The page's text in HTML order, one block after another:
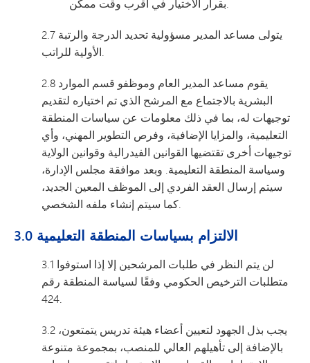
2.7 يتولى مساعد المدير مسؤولية تحديد الدرجة والرتبة
الأولية للراتب.
2.8 يقوم مساعد المدير العام وموظفو قسم الموارد
البشرية بالاجتماع مع المرشح الذي تم اختياره لتقديم
توجيهات له، بما في ذلك معلومات عن سياسات المنطقة
التعليمية، والمزايا الإضافية، وفرص التطوير المهني، وأي
توجيهات أخرى تقتضيها القوانين الفيدرالية وقوانين الولاية
وسياسة المنطقة التعليمية. وبعد موافقة مجلس الإدارة،
سيتم إرسال العقد الفردي إلى الموظف المعين الجديد،
كما سيتم إنشاء ملفه الشخصي.
3.0 الالتزام بسياسات المنطقة التعليمية
3.1 لن يتم النظر في طلبات المرشحين إلا إذا استوفوا
متطلبات الترخيص الحكومي وفقًا لسياسة المنطقة رقم
424.
3.2 يجب بذل الجهود لتعيين أعضاء هيئة تدريس يتمتعون،
بالإضافة إلى تأهيلهم العالي للمنصب، بمجموعة متنوعة